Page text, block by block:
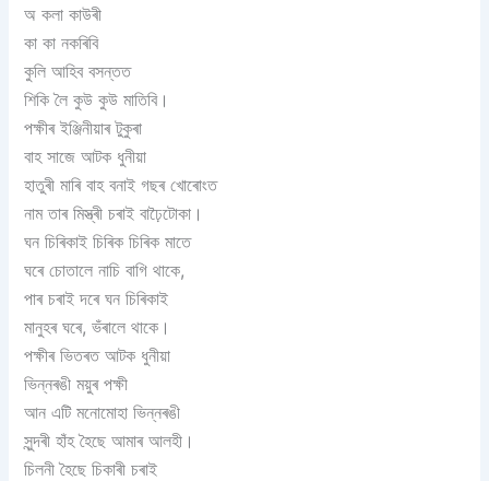
অ কলা কাউৰী
কা কা নকৰিবি
কুলি আহিব বসন্তত
শিকি লৈ কুউ কুউ মাতিবি।
পক্ষীৰ ইঞ্জিনীয়াৰ টুকুৰা
বাহ সাজে আটক ধুনীয়া
হাতুৰী মাৰি বাহ বনাই গছৰ খোৰোংত
নাম তাৰ মিস্ত্ৰী চৰাই বাঢ়ৈটোকা।
ঘন চিৰিকাই চিৰিক চিৰিক মাতে
ঘৰে চোতালে নাচি বাগি থাকে,
পাৰ চৰাই দৰে ঘন চিৰিকাই
মানুহৰ ঘৰে, ভঁৰালে থাকে।
পক্ষীৰ ভিতৰত আটক ধুনীয়া
ভিন্নৰঙী ময়ুৰ পক্ষী
আন এটি মনোমোহা ভিন্নৰঙী
সুন্দৰী হাঁহ হৈছে আমাৰ আলহী।
চিলনী হৈছে চিকাৰী চৰাই